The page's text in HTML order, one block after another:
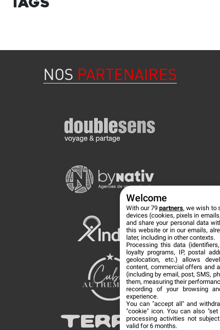
NOS PARTENAIRES
Welcome
With our 79partners, we wish to
devices (cookies, pixels in
and share your personal data
this website or in our emails,
later, including in other contexts.
Processing this data
loyalty programs, IP, postal
geolocation, etc.) allows
content, commercial offers and
(including by email, post, SMS,
them, measuring their
recording of your browsing
experience.
You can "accept all" and
"cookie" icon. You can also
processing activities not
valid for 6 months.